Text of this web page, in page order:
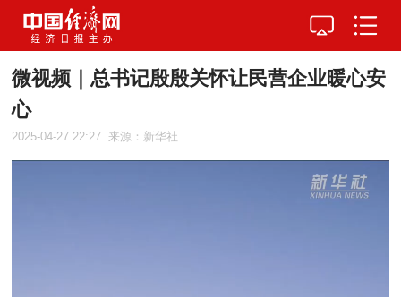
微视频｜总书记殷殷关怀让民营企业暖心安
心
2025-04-27 22:27 来源：新华社